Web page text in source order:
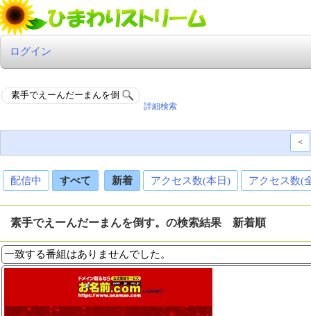
ログイン
詳細検索
<
配信中 すべて 新着 アクセス数(本日) アクセス数(
素手でえーんだーまんを倒す。の検索結果 新着順
一致する番組はありませんでした。